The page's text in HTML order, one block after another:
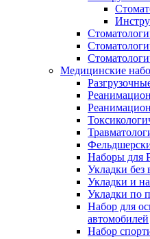
Медицинские
Наборы для
Укладки без
Укладки и
Укладки по
Набор для
автомобилей
Набор